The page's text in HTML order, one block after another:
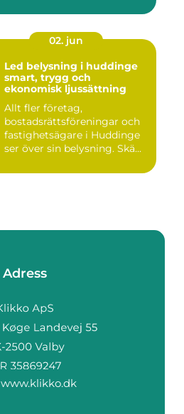
02. jun
Led belysning i huddinge
smart, trygg och
ekonomisk ljussättning
Allt fler företag,
bostadsrättsföreningar och
fastighetsägare i Huddinge
ser över sin belysning. Skä...
Adress
www.klikko.dk